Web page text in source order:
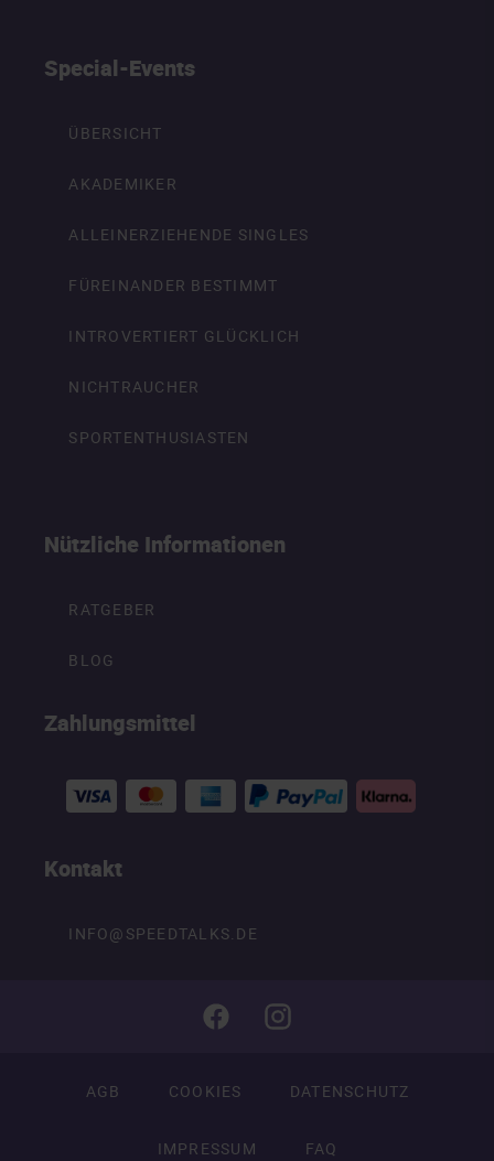
Special-Events
ÜBERSICHT
AKADEMIKER
ALLEINERZIEHENDE SINGLES
FÜREINANDER BESTIMMT
INTROVERTIERT GLÜCKLICH
NICHTRAUCHER
SPORTENTHUSIASTEN
Nützliche Informationen
RATGEBER
BLOG
Zahlungsmittel
Kontakt
INFO@SPEEDTALKS.DE
AGB COOKIES DATENSCHUTZ
IMPRESSUM FAQ